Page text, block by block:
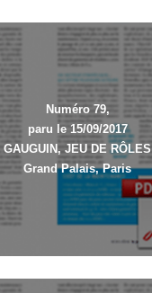
Numéro 79,
paru le 15/09/2017
GAUGUIN, JEU DE RÔLES
Grand Palais, Paris